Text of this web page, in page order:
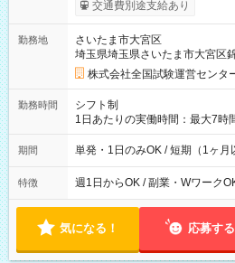
り！】 希望される場合、勤務
例】 ・河合塾模擬試験 8:30～
×8時間＝日収10,400円＋交通費
円の場合あり ・国家試験 7:00
円（役割手当＋100円）×6時間＝日
間】試用期間なし
交通費別途支給あり
勤務地
さいたま市大宮区
埼玉県埼玉県さいたま市大宮区
株式会社全国試験運営センタ
勤務時間
シフト制
1日あたりの実働時間：最大7
間は 試験により異なります。
期間 単発・1日のみOK / 短期（1ヶ月
特徴 週1日からOK / 副業・Wワーク
気になる！ 応募する